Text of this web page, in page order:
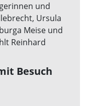
Besuch